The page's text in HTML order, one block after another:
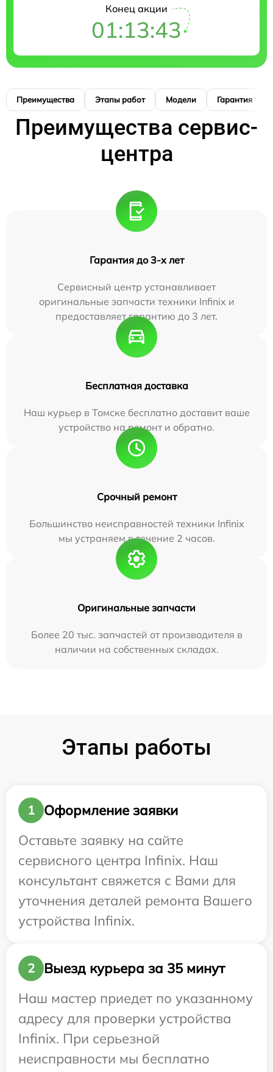
Конец акции
01:13:42
Преимущества Этапы работ Модели Гарантия
Преимущества сервис-
центра
Гарантия до 3-х лет
Сервисный центр устанавливает
оригинальные запчасти техники Infinix и
предоставляет гарантию до 3 лет.
Бесплатная доставка
Наш курьер в Томске бесплатно доставит ваше
устройство на ремонт и обратно.
Срочный ремонт
Большинство неисправностей техники Infinix
мы устраняем в течение 2 часов.
Оригинальные запчасти
Более 20 тыс. запчастей от производителя в
наличии на собственных складах.
Этапы работы
1
Оформление заявки
Оставьте заявку на сайте
сервисного центра Infinix. Наш
консультант свяжется с Вами для
уточнения деталей ремонта Вашего
устройства Infinix.
2
Выезд курьера за 35 минут
Наш мастер приедет по указанному
адресу для проверки устройства
Infinix. При серьезной
неисправности мы бесплатно